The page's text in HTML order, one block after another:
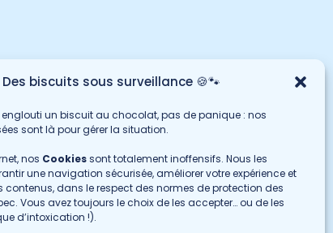
Des biscuits sous surveillance 🍪🐾
un biscuit au chocolat, pas de panique : nos
sont là pour gérer la situation.
nos Cookiessont totalement inoffensifs. Nous les
une navigation sécurisée, améliorer votre expérience et
contenus, dans le respect des normes de protection des
Vous avez toujours le choix de les accepter… ou de les
d’intoxication !).